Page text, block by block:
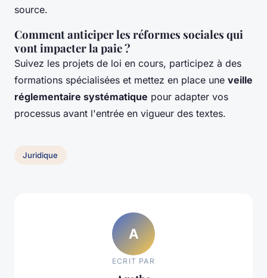
source.
Comment anticiper les réformes sociales qui
vont impacter la paie ?
Suivez les projets de loi en cours, participez à des
formations spécialisées et mettez en place une veille
réglementaire systématique pour adapter vos
processus avant l'entrée en vigueur des textes.
Juridique
A
ECRIT PAR